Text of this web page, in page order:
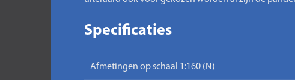
Specificaties
Afmetingen op schaal 1:160 (N)